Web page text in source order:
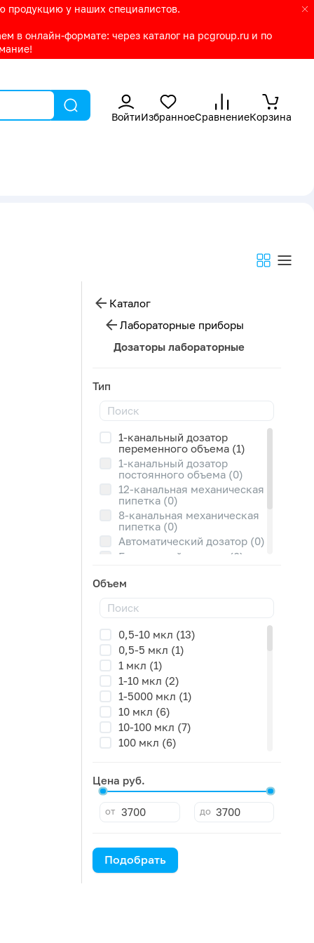
продукцию у наших специалистов.
в онлайн-формате: через каталог на pcgroup.ru и по
ВойтиИзбранноеСравнениеКорзина
Каталог
Лабораторные приборы
Дозаторы лабораторные
Тип
1-канальный дозатор
переменного объема (1)
1-канальный дозатор
постоянного объема (0)
12-канальная механическая
пипетка (0)
8-канальная механическая
пипетка (0)
Автоматический дозатор (0)
Бутылочный дозатор (0)
(0)
Электронный дозатор (0)
Объем
0,5-10 мкл (13)
0,5-5 мкл (1)
1 мкл (1)
1-10 мкл (2)
1-5000 мкл (1)
10 мкл (6)
10-100 мкл (7)
100 мкл (6)
1000-10000 мкл (2)
20 мкл (6)
200 мкл (6)
25 мкл (5)
Цена руб.
от до
Подобрать